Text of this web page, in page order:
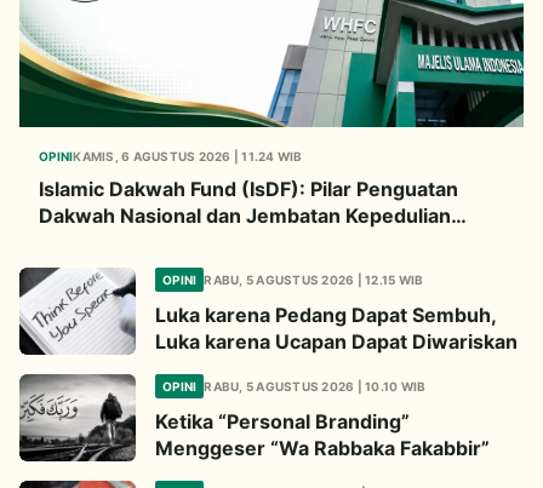
OPINIKAMIS, 6 AGUSTUS 2026 | 11.24 WIB
Islamic Dakwah Fund (IsDF): Pilar Penguatan
Dakwah Nasional dan Jembatan Kepedulian
OPINI RABU, 5 AGUSTUS 2026 | 12.15 WIB
Luka karena Pedang Dapat Sembuh,
Luka karena Ucapan Dapat Diwariskan
OPINI RABU, 5 AGUSTUS 2026 | 10.10 WIB
Ketika “Personal Branding”
Menggeser “Wa Rabbaka Fakabbir”